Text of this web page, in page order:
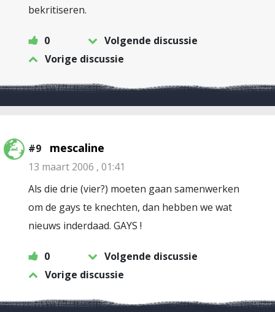
bekritiseren.
0
Volgende discussie
Vorige discussie
#9 mescaline
13 maart 2006 , 01:41
Als die drie (vier?) moeten gaan samenwerken
om de gays te knechten, dan hebben we wat
nieuws inderdaad. GAYS !
0
Volgende discussie
Vorige discussie